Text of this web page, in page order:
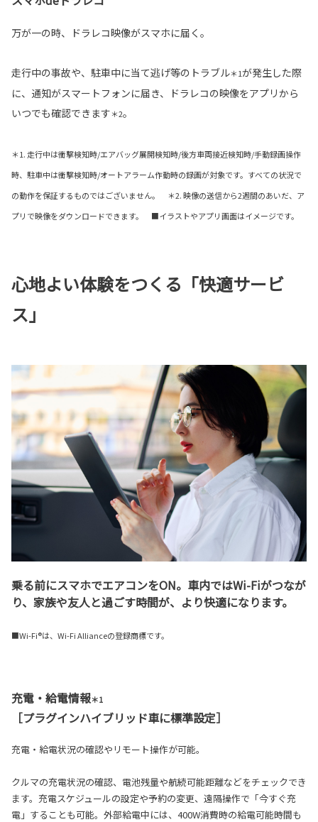
万が一の時、ドラレコ映像がスマホに届く。
走行中の事故や、駐車中に当て逃げ等のトラブル＊1が発生した際
に、通知がスマートフォンに届き、ドラレコの映像をアプリから
いつでも確認できます＊2。
＊1. 走行中は衝撃検知時/エアバッグ展開検知時/後方車両接近検知時/手動録画操作
時、駐車中は衝撃検知時/オートアラーム作動時の録画が対象です。すべての状況で
の動作を保証するものではございません。 ＊2. 映像の送信から2週間のあいだ、ア
プリで映像をダウンロードできます。 ■イラストやアプリ画面はイメージです。
心地よい体験をつくる「快適サービ
ス」
乗る前にスマホでエアコンをON。車内ではWi-Fiがつなが
り、家族や友人と過ごす時間が、より快適になります。
■Wi-Fi®は、Wi-Fi Allianceの登録商標です。
充電・給電情報＊1
［プラグインハイブリッド車に標準設定］
充電・給電状況の確認やリモート操作が可能。
クルマの充電状況の確認、電池残量や航続可能距離などをチェックでき
ます。充電スケジュールの設定や予約の変更、遠隔操作で「今すぐ充
電」することも可能。外部給電中には、400W消費時の給電可能時間も